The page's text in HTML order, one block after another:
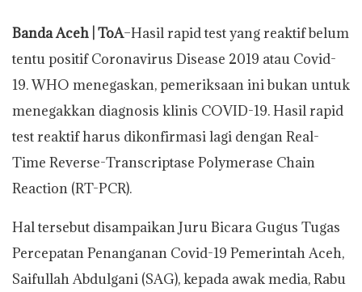
a
t
s
A
c
e
b
i
t
t
p
y
L
a
i
l
i
n
t
a
r
e
Banda Aceh | ToA–Hasil rapid test yang reaktif belum
tentu positif Coronavirus Disease 2019 atau Covid-
19. WHO menegaskan, pemeriksaan ini bukan untuk
menegakkan diagnosis klinis COVID-19. Hasil rapid
test reaktif harus dikonfirmasi lagi dengan Real-
Time Reverse-Transcriptase Polymerase Chain
Reaction (RT-PCR).
Hal tersebut disampaikan Juru Bicara Gugus Tugas
Percepatan Penanganan Covid-19 Pemerintah Aceh,
Saifullah Abdulgani (SAG), kepada awak media, Rabu